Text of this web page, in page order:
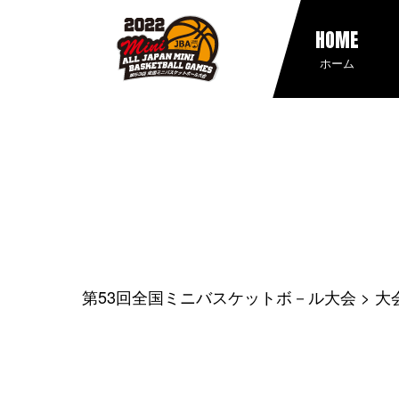
HOME
ホーム
第53回全国ミニバスケットボ－ル大会 大